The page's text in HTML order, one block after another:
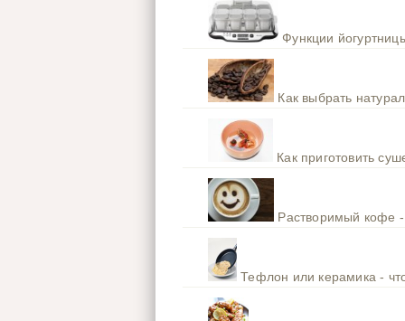
Функции
Как выбрать
Как приготовить
Растворимый кофе
Тефлон или керамика -